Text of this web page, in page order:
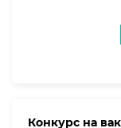
Конкурс на